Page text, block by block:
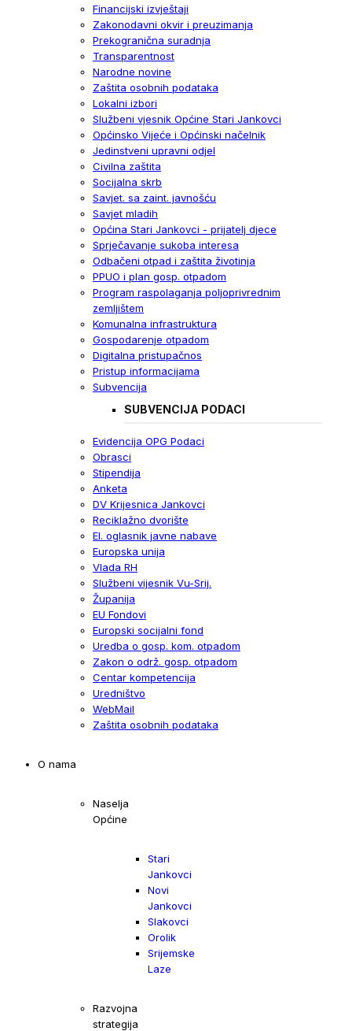
Financijski izvještaji
Zakonodavni okvir i preuzimanja
Prekogranična suradnja
Transparentnost
Narodne novine
Zaštita osobnih podataka
Lokalni izbori
Službeni vjesnik Općine Stari Jankovci
Općinsko Vijeće i Općinski načelnik
Jedinstveni upravni odjel
Civilna zaštita
Socijalna skrb
Savjet. sa zaint. javnošću
Savjet mladih
Općina Stari Jankovci - prijatelj djece
Sprječavanje sukoba interesa
Odbačeni otpad i zaštita životinja
PPUO i plan gosp. otpadom
Program raspolaganja poljoprivrednim
zemljištem
Komunalna infrastruktura
Gospodarenje otpadom
Digitalna pristupačnos
Pristup informacijama
Subvencija
SUBVENCIJA PODACI
Evidencija OPG Podaci
Obrasci
Stipendija
Anketa
DV Krijesnica Jankovci
Reciklažno dvorište
El. oglasnik javne nabave
Europska unija
Vlada RH
Službeni vijesnik Vu-Srij.
Županija
EU Fondovi
Europski socijalni fond
Uredba o gosp. kom. otpadom
Zakon o održ. gosp. otpadom
Centar kompetencija
Uredništvo
WebMail
Zaštita osobnih podataka
O nama
Naselja
Općine
Stari
Jankovci
Novi
Jankovci
Slakovci
Orolik
Srijemske
Laze
Razvojna
strategija